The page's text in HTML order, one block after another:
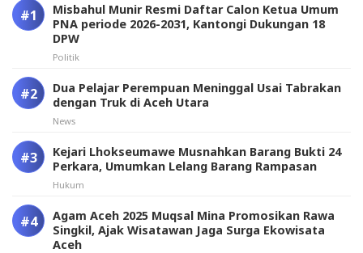
Misbahul Munir Resmi Daftar Calon Ketua Umum
PNA periode 2026-2031, Kantongi Dukungan 18
DPW
Politik
Dua Pelajar Perempuan Meninggal Usai Tabrakan
dengan Truk di Aceh Utara
News
Kejari Lhokseumawe Musnahkan Barang Bukti 24
Perkara, Umumkan Lelang Barang Rampasan
Hukum
Agam Aceh 2025 Muqsal Mina Promosikan Rawa
Singkil, Ajak Wisatawan Jaga Surga Ekowisata
Aceh